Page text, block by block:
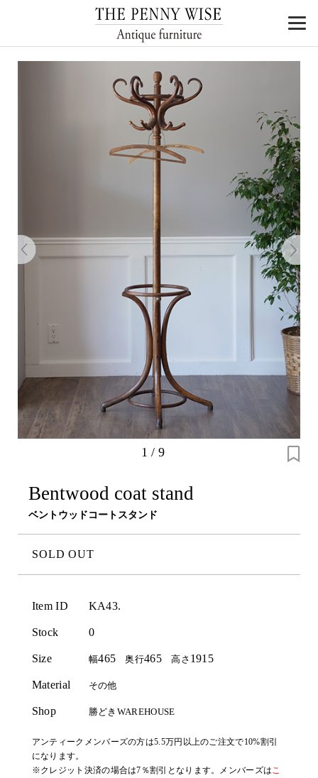
1 / 9
Bentwood coat stand
ベントウッドコートスタンド
SOLD OUT
Item ID KA43.
Stock 0
Size 幅465 奥行465高さ 1915
Material その他
Shop 勝どきWAREHOUSE
アンティークメンバーズの方は5.5万円以上のご注文で10%割引
になります。
※クレジット決済の場合は7％割引となります。メンバーズはこ